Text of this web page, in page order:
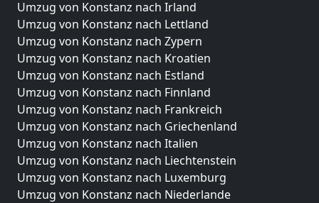
Umzug von Konstanz nach Irland
Umzug von Konstanz nach Lettland
Umzug von Konstanz nach Zypern
Umzug von Konstanz nach Kroatien
Umzug von Konstanz nach Estland
Umzug von Konstanz nach Finnland
Umzug von Konstanz nach Frankreich
Umzug von Konstanz nach Griechenland
Umzug von Konstanz nach Italien
Umzug von Konstanz nach Liechtenstein
Umzug von Konstanz nach Luxemburg
Umzug von Konstanz nach Niederlande